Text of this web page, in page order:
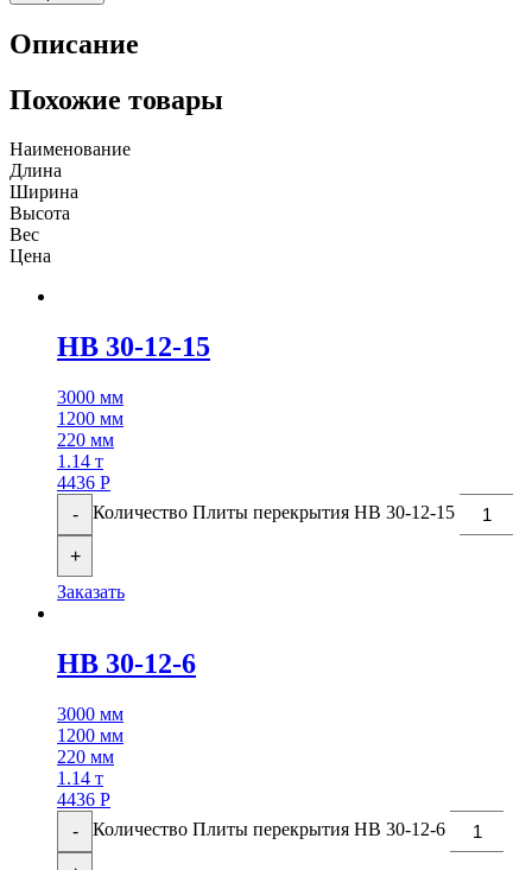
Описание
Похожие товары
Наименование
Длина
Ширина
Высота
Вес
Цена
НВ 30-12-15
3000 мм
1200 мм
220 мм
1.14 т
4436 Р
-
Количество Плиты перекрытия НВ 30-12-15
+
Заказать
НВ 30-12-6
3000 мм
1200 мм
220 мм
1.14 т
4436 Р
-
Количество Плиты перекрытия НВ 30-12-6